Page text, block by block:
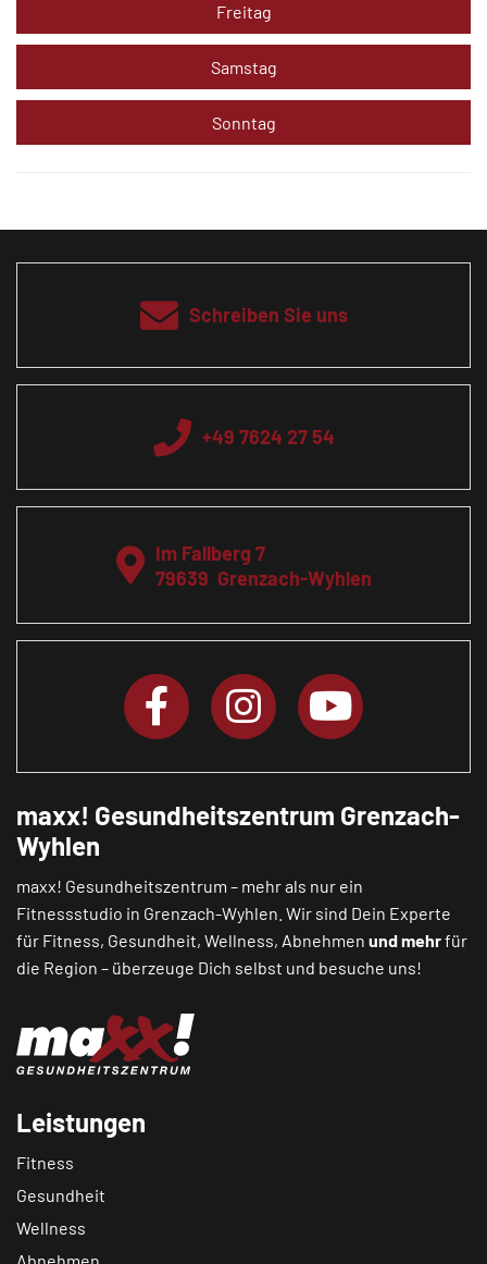
Freitag
Samstag
Sonntag
Schreiben Sie uns
+49 7624 27 54
Im Fallberg 7
79639 Grenzach-Wyhlen
maxx! Gesundheitszentrum Grenzach-
Wyhlen
maxx! Gesundheitszentrum – mehr als nur ein
Fitnessstudio in Grenzach-Wyhlen. Wir sind Dein Experte
für Fitness, Gesundheit, Wellness, Abnehmen und mehrfür
die Region – überzeuge Dich selbst und besuche uns!
Leistungen
Fitness
Gesundheit
Wellness